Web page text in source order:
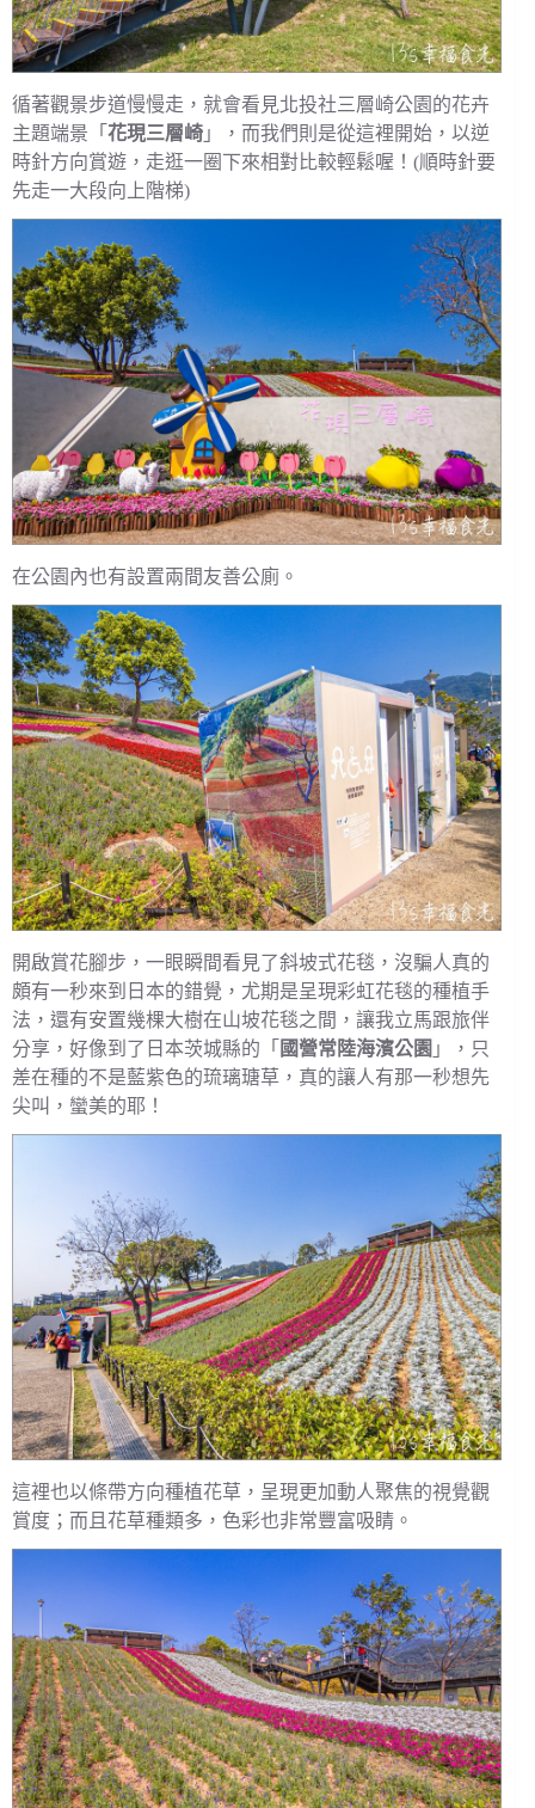
循著觀景步道慢慢走，就會看見北投社三層崎公園的花卉
主題端景「 花現三層崎 」，而我們則是從這裡開始，以逆
時針方向賞遊，走逛一圈下來相對比較輕鬆喔！(順時針要
先走一大段向上階梯)
在公園內也有設置兩間友善公廁。
開啟賞花腳步，一眼瞬間看見了斜坡式花毯，沒騙人真的
頗有一秒來到日本的錯覺，尤期是呈現彩虹花毯的種植手
法，還有安置幾棵大樹在山坡花毯之間，讓我立馬跟旅伴
分享，好像到了日本茨城縣的「 國營常陸海濱公園 」，只
差在種的不是藍紫色的琉璃瑭草，真的讓人有那一秒想先
尖叫，蠻美的耶！
這裡也以條帶方向種植花草，呈現更加動人聚焦的視覺觀
賞度；而且花草種類多，色彩也非常豐富吸睛。